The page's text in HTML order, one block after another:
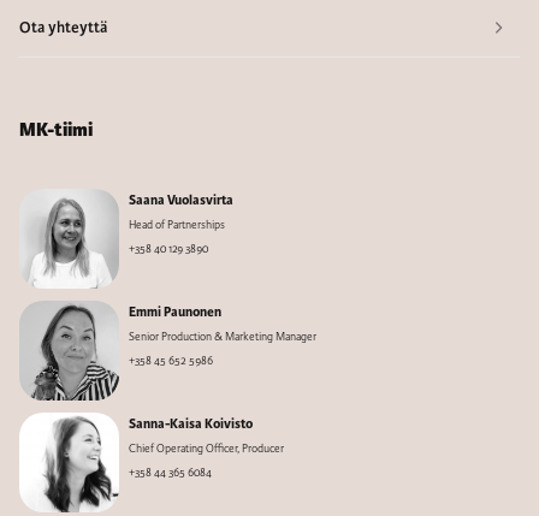
Ota yhteyttä
MK-tiimi
Saana Vuolasvirta
Head of Partnerships
+358 40 129 3890
Emmi Paunonen
Senior Production & Marketing Manager
+358 45 652 5986
Sanna-Kaisa Koivisto
Chief Operating Officer, Producer
+358 44 365 6084